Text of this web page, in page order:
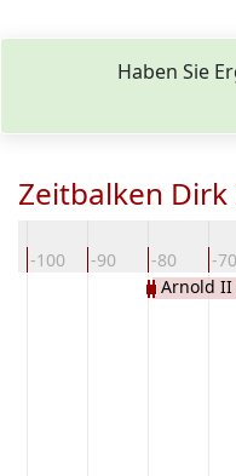
Haben Sie
Zeitbalken
-100 -90 -80 -70
Arnold II